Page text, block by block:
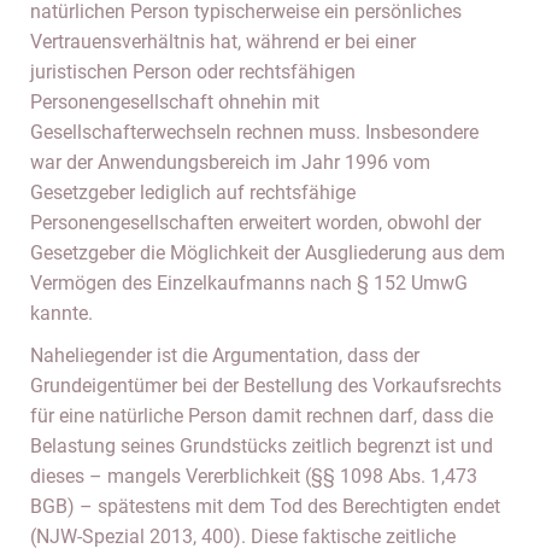
natürlichen Person typischerweise ein persönliches
Vertrauensverhältnis hat, während er bei einer
juristischen Person oder rechtsfähigen
Personengesellschaft ohnehin mit
Gesellschafterwechseln rechnen muss. Insbesondere
war der Anwendungsbereich im Jahr 1996 vom
Gesetzgeber lediglich auf rechtsfähige
Personengesellschaften erweitert worden, obwohl der
Gesetzgeber die Möglichkeit der Ausgliederung aus dem
Vermögen des Einzelkaufmanns nach § 152 UmwG
kannte.
Naheliegender ist die Argumentation, dass der
Grundeigentümer bei der Bestellung des Vorkaufsrechts
für eine natürliche Person damit rechnen darf, dass die
Belastung seines Grundstücks zeitlich begrenzt ist und
dieses – mangels Vererblichkeit (§§ 1098 Abs. 1,473
BGB) – spätestens mit dem Tod des Berechtigten endet
(NJW-Spezial 2013, 400). Diese faktische zeitliche